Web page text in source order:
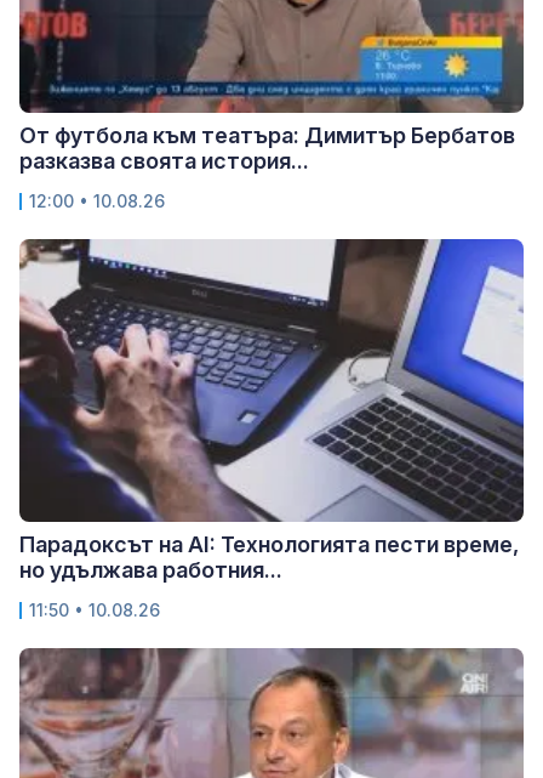
От футбола към театъра: Димитър Бербатов
разказва своята история...
12:00 • 10.08.26
Парадоксът на AI: Технологията пести време,
но удължава работния...
11:50 • 10.08.26